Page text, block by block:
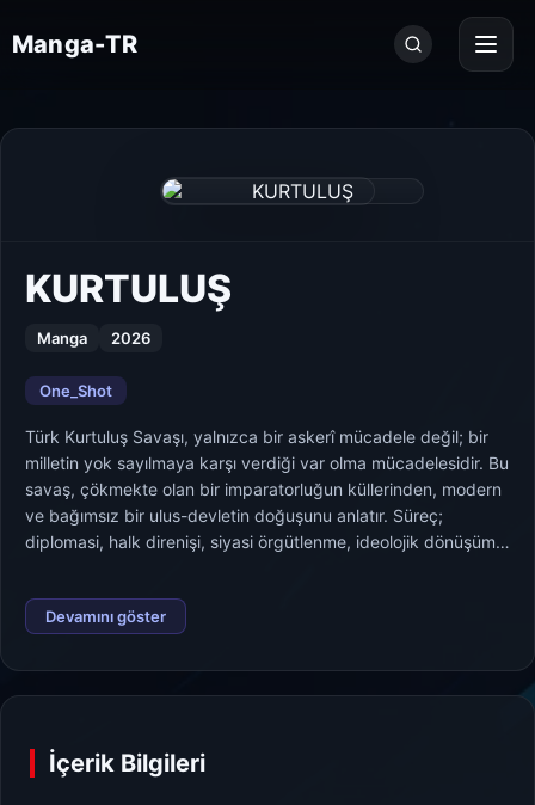
Manga-TR
Seri
ara...
KURTULUŞ
Manga 2026
One_Shot
Türk Kurtuluş Savaşı, yalnızca bir askerî mücadele değil; bir
milletin yok sayılmaya karşı verdiği var olma mücadelesidir. Bu
savaş, çökmekte olan bir imparatorluğun küllerinden, modern
ve bağımsız bir ulus-devletin doğuşunu anlatır. Süreç;
diplomasi, halk direnişi, siyasi örgütlenme, ideolojik dönüşüm
Devamını göster
İçerik Bilgileri